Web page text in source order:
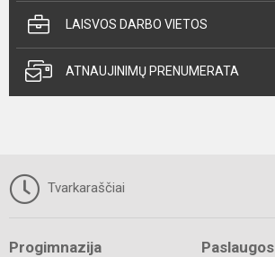
LAISVOS DARBO VIETOS
ATNAUJINIMŲ PRENUMERATA
Tvarkaraščiai
Progimnazija Paslaugos